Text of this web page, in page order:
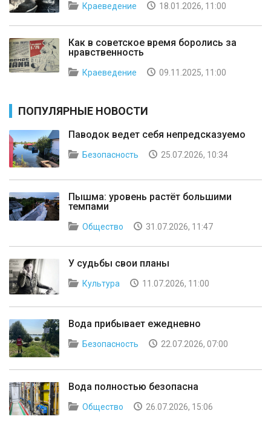
Краеведение 18.01.2026, 11:00
Как в советское время боролись за
нравственность
Краеведение 09.11.2025, 11:00
ПОПУЛЯРНЫЕ НОВОСТИ
Паводок ведет себя непредсказуемо
Безопасность 25.07.2026, 10:34
Пышма: уровень растёт большими
темпами
Общество 31.07.2026, 11:47
У судьбы свои планы
Культура 11.07.2026, 11:00
Вода прибывает ежедневно
Безопасность 22.07.2026, 07:00
Вода полностью безопасна
Общество 26.07.2026, 15:06